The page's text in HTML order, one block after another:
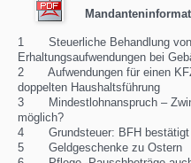
1 Steuerliche Behandlung von
Erhaltungsaufwendungen bei
2 Aufwendungen für einen
doppelten Haushaltsführung
3 Mindestlohnanspruch –
möglich?
4 Grundsteuer: BFH bestätigt
5 Geldgeschenke zu Ostern